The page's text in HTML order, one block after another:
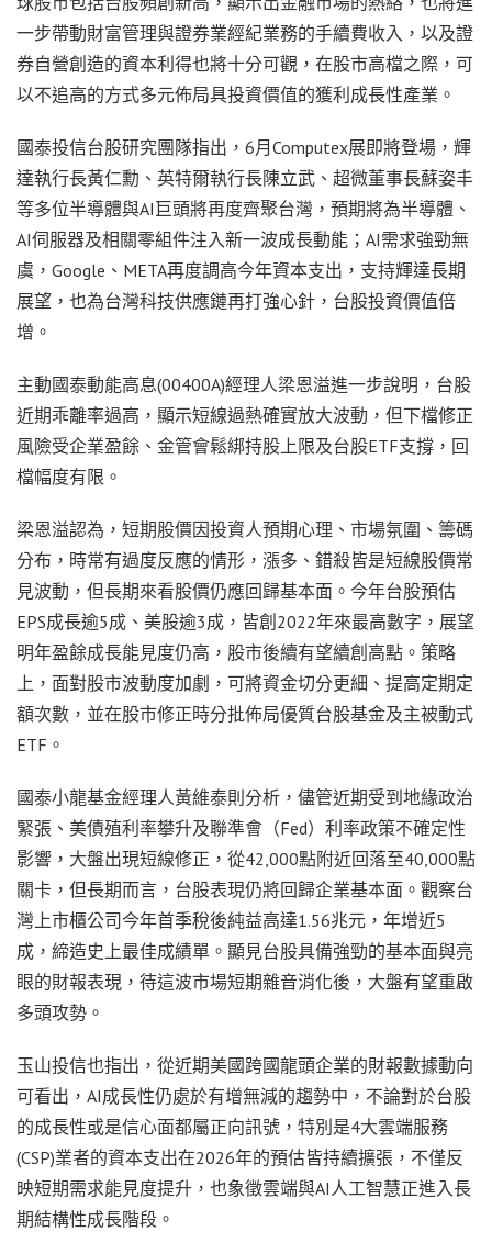
一步帶動財富管理與證券業經紀業務的手續費收入，以及證
券自營創造的資本利得也將十分可觀，在股市高檔之際，可
以不追高的方式多元佈局具投資價值的獲利成長性產業。
國泰投信台股研究團隊指出，6月Computex展即將登場，輝
達執行長黃仁勳、英特爾執行長陳立武、超微董事長蘇姿丰
等多位半導體與AI巨頭將再度齊聚台灣，預期將為半導體、
AI伺服器及相關零組件注入新一波成長動能；AI需求強勁無
虞，Google、META再度調高今年資本支出，支持輝達長期
展望，也為台灣科技供應鏈再打強心針，台股投資價值倍
增。
主動國泰動能高息(00400A)經理人梁恩溢進一步說明，台股
近期乖離率過高，顯示短線過熱確實放大波動，但下檔修正
風險受企業盈餘、金管會鬆綁持股上限及台股ETF支撐，回
檔幅度有限。
梁恩溢認為，短期股價因投資人預期心理、市場氛圍、籌碼
分布，時常有過度反應的情形，漲多、錯殺皆是短線股價常
見波動，但長期來看股價仍應回歸基本面。今年台股預估
EPS成長逾5成、美股逾3成，皆創2022年來最高數字，展望
明年盈餘成長能見度仍高，股市後續有望續創高點。策略
上，面對股市波動度加劇，可將資金切分更細、提高定期定
額次數，並在股市修正時分批佈局優質台股基金及主被動式
ETF。
國泰小龍基金經理人黃維泰則分析，儘管近期受到地緣政治
緊張、美債殖利率攀升及聯準會（Fed）利率政策不確定性
影響，大盤出現短線修正，從42,000點附近回落至40,000點
關卡，但長期而言，台股表現仍將回歸企業基本面。觀察台
灣上市櫃公司今年首季稅後純益高達1.56兆元，年增近5
成，締造史上最佳成績單。顯見台股具備強勁的基本面與亮
眼的財報表現，待這波市場短期雜音消化後，大盤有望重啟
多頭攻勢。
玉山投信也指出，從近期美國跨國龍頭企業的財報數據動向
可看出，AI成長性仍處於有增無減的趨勢中，不論對於台股
的成長性或是信心面都屬正向訊號，特別是4大雲端服務
(CSP)業者的資本支出在2026年的預估皆持續擴張，不僅反
映短期需求能見度提升，也象徵雲端與AI人工智慧正進入長
期結構性成長階段。